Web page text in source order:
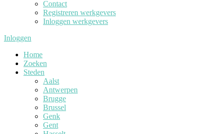
Contact
Registreren werkgevers
Inloggen werkgevers
Inloggen
Home
Zoeken
Steden
Aalst
Antwerpen
Brugge
Brussel
Genk
Gent